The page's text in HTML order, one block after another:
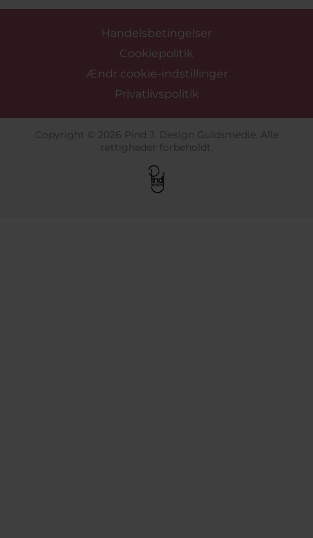
Handelsbetingelser
Cookiepolitik
Ændr cookie-indstillinger
Privatlivspolitik
Copyright © 2026 Pind J. Design Guldsmedie. Alle
rettigheder forbeholdt.